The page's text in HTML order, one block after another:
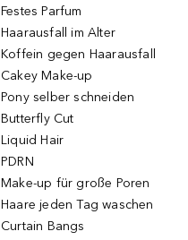
Festes Parfum
Haarausfall im Alter
Koffein gegen Haarausfall
Cakey Make-up
Pony selber schneiden
Butterfly Cut
Liquid Hair
PDRN
Make-up für große Poren
Haare jeden Tag waschen
Curtain Bangs